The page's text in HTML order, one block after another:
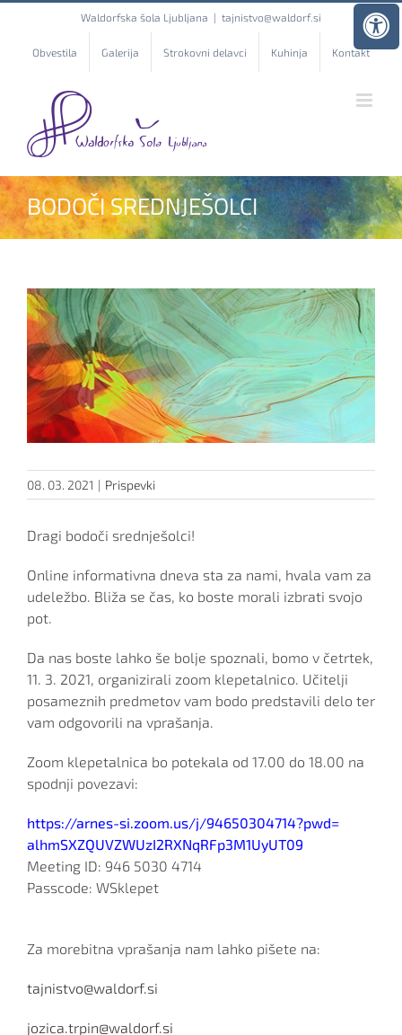
content
Waldorfska šola Ljubljana | tajnistvo@waldorf.si
Obvestila Galerija Strokovni delavci Kuhinja Kontakt
BODOČI SREDNJEŠOLCI
08. 03. 2021 | Prispevki
Dragi bodoči srednješolci!
Online informativna dneva sta za nami, hvala vam za
udeležbo. Bliža se čas, ko boste morali izbrati svojo
pot.
Da nas boste lahko še bolje spoznali, bomo v četrtek,
11. 3. 2021, organizirali zoom klepetalnico. Učitelji
posameznih predmetov vam bodo predstavili delo ter
vam odgovorili na vprašanja.
Zoom klepetalnica bo potekala od 17.00 do 18.00 na
spodnji povezavi:
https://arnes-si.zoom.us/j/94650304714?pwd=
alhmSXZQUVZWUzI2RXNqRFp3M1UyUT09
Meeting ID: 946 5030 4714
Passcode: WSklepet
Za morebitna vprašanja nam lahko pišete na:
tajnistvo@waldorf.si
jozica.trpin@waldorf.si